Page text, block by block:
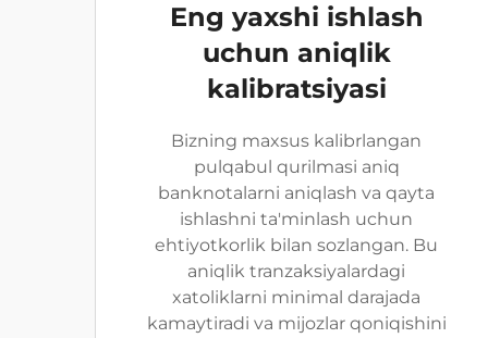
Eng yaxshi ishlash
uchun aniqlik
kalibratsiyasi
Bizning maxsus kalibrlangan
pulqabul qurilmasi aniq
banknotalarni aniqlash va qayta
ishlashni ta'minlash uchun
ehtiyotkorlik bilan sozlangan. Bu
aniqlik tranzaksiyalardagi
xatoliklarni minimal darajada
kamaytiradi va mijozlar qoniqishini